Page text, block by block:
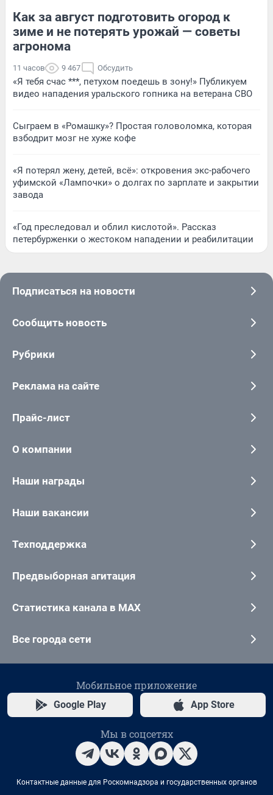
Как за август подготовить огород к
зиме и не потерять урожай — советы
агронома
11 часов 9 467 Обсудить
«Я тебя счас ***, петухом поедешь в зону!» Публикуем
видео нападения уральского гопника на ветерана СВО
Сыграем в «Ромашку»? Простая головоломка, которая
взбодрит мозг не хуже кофе
«Я потерял жену, детей, всё»: откровения экс-рабочего
уфимской «Лампочки» о долгах по зарплате и закрытии
завода
«Год преследовал и облил кислотой». Рассказ
петербурженки о жестоком нападении и реабилитации
Подписаться на новости
Сообщить новость
Рубрики
Реклама на сайте
Прайс-лист
О компании
Наши награды
Наши вакансии
Техподдержка
Предвыборная агитация
Статистика канала в MAX
Все города сети
Мобильное приложение
Google Play App Store
Мы в соцсетях
Контактные данные для Роскомнадзора и государственных органов